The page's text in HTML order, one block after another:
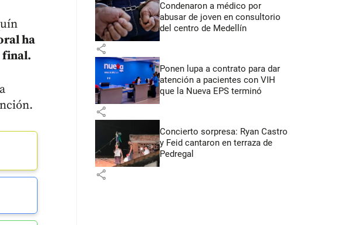
ha
final.
Condenaron a médico por
abusar de joven en consultorio
del centro de Medellín
share
Ponen lupa a contrato para dar
atención a pacientes con VIH
que la Nueva EPS terminó
share
Concierto sorpresa: Ryan Castro
y Feid cantaron en terraza de
Pedregal
share